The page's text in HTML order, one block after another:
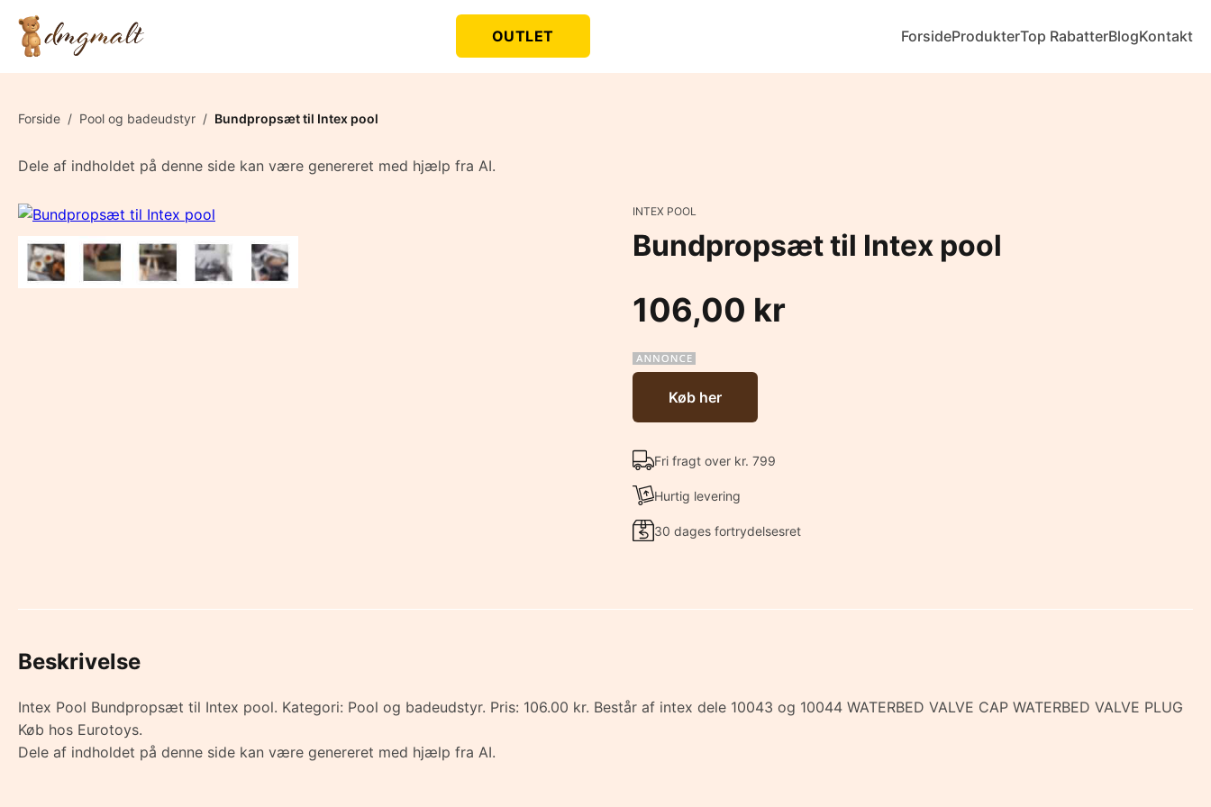
OUTLET ForsideProdukterTop RabatterBlogKontakt
Forside / Pool og badeudstyr / Bundpropsæt til Intex pool
Dele af indholdet på denne side kan være genereret med hjælp fra AI.
INTEX POOL
Bundpropsæt til Intex pool
106,00 kr
Køb her
Fri fragt over kr. 799
Hurtig levering
30 dages fortrydelsesret
Beskrivelse
Intex Pool Bundpropsæt til Intex pool. Kategori: Pool og badeudstyr. Pris: 106.00 kr. Består af intex dele 10043 og 10044 WATERBED VALVE CAP WATERBED VALVE PLUG
Køb hos Eurotoys.
Dele af indholdet på denne side kan være genereret med hjælp fra AI.